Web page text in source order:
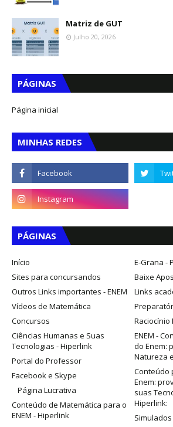
Matriz de GUT
Julho 20, 2026
PÁGINAS
Página inicial
MINHAS REDES
PÁGINAS
Início
E-Grana -
Sites para concursandos
Baixe
Outros Links importantes - ENEM
Links
Vídeos de Matemática
Concursos
Raciocínio
Ciências Humanas e Suas
Tecnologias - Hiperlink
ENEM -
do Enem:
Natureza
Portal do Professor
Conteúdo
Enem:
suas
Hiperlink:
Facebook e Skype
Página Lucrativa
Conteúdo de Matemática para o
ENEM - Hiperlink
Simulados